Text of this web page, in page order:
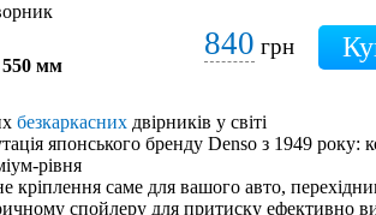
550 мм
840 грн
безкаркасних двірників у світі
японського бренду Denso з 1949 року:
рівня
кріплення саме для вашого авто,
спойлеру для притиску ефективно